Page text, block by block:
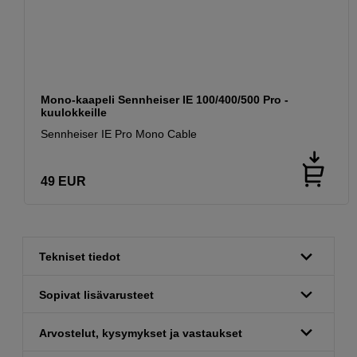
Mono-kaapeli Sennheiser IE 100/400/500 Pro -
kuulokkeille
Sennheiser IE Pro Mono Cable
49 EUR
Tekniset tiedot
Sopivat lisävarusteet
Arvostelut, kysymykset ja vastaukset